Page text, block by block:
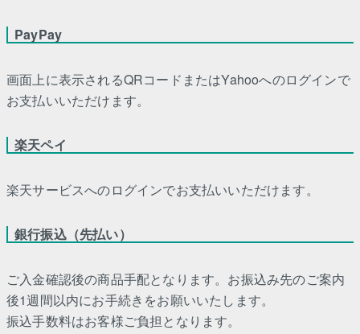
PayPay
画面上に表示されるQRコードまたはYahooへのログインで
お支払いいただけます。
楽天ペイ
楽天サービスへのログインでお支払いいただけます。
銀行振込（先払い）
ご入金確認後の商品手配となります。お振込み先のご案内
後1週間以内にお手続きをお願いいたします。
振込手数料はお客様ご負担となります。